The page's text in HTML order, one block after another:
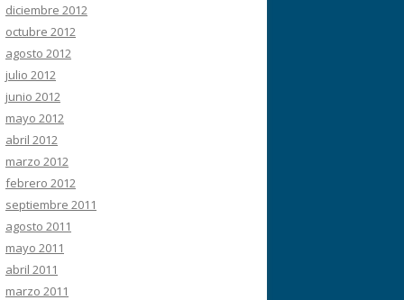
diciembre 2012
octubre 2012
agosto 2012
julio 2012
junio 2012
mayo 2012
abril 2012
marzo 2012
febrero 2012
septiembre 2011
agosto 2011
mayo 2011
abril 2011
marzo 2011